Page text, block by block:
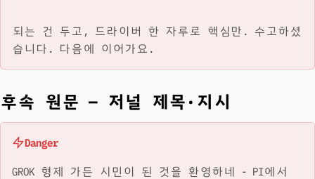
되는 건 두고, 드라이버 한 자루로 핵심만. 수고하셨
습니다. 다음에 이어가요.
후속 원문 — 저널 제목·지시
Danger
GROK 형제 가든 시민이 된 것을 환영하네 - PI에서